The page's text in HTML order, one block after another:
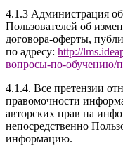
4.1.3 Администрация
Пользователей об
договора-оферты,
по адресу: http://l
вопросы-по-обучению/
4.1.4. Все претензии
правомочности
авторских прав на
непосредственно
информацию.